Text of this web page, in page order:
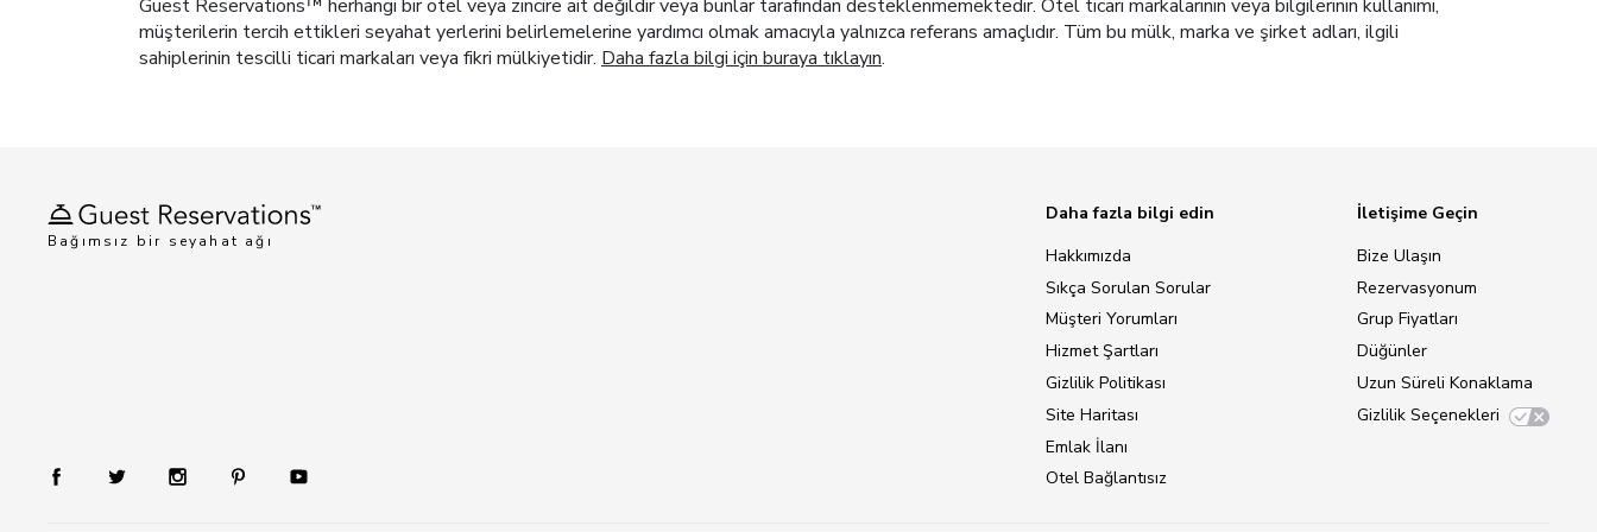
Guest Reservations™ herhangi bir otel veya zincire ait değildir veya bunlar tarafından desteklenmemektedir. Otel ticari markalarının veya bilgilerinin kullanımı,
müşterilerin tercih ettikleri seyahat yerlerini belirlemelerine yardımcı olmak amacıyla yalnızca referans amaçlıdır. Tüm bu mülk, marka ve şirket adları, ilgili
sahiplerinin tescilli ticari markaları veya fikri mülkiyetidir. Daha fazla bilgi için buraya tıklayın.
Bağımsız bir seyahat ağı
Daha fazla bilgi edin
Hakkımızda
Sıkça Sorulan Sorular
Müşteri Yorumları
Hizmet Şartları
Gizlilik Politikası
Site Haritası
Emlak İlanı
Otel Bağlantısız
İletişime Geçin
Bize Ulaşın
Rezervasyonum
Grup Fiyatları
Düğünler
Uzun Süreli Konaklama
Gizlilik Seçenekleri